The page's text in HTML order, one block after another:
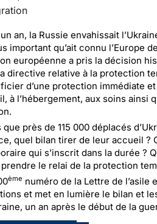
an, la Russie envahissait
important qu’ait connu l’Europe
européenne a pris la décision
directive relative à la protection
d’une protection immédiate
à l’hébergement, aux soins ainsi
que près de 115 000 déplacés
quel bilan tirer de leur accueil ?
qui s’inscrit dans la durée ?
le relai de la protection
ème numéro de la Lettre de l’asile
et met en lumière le bilan et
un an après le début de la